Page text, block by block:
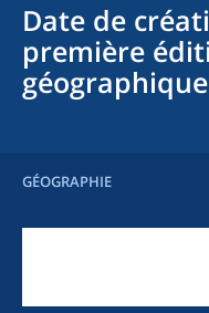
Date de
première
géographique
GÉOGRAPHIE